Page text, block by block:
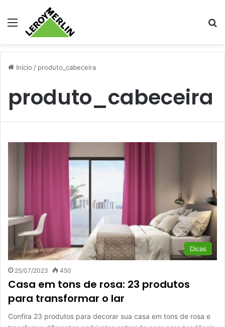
Menu
Início / produto_cabeceira
produto_cabeceira
Dicas
25/07/2023 450
Casa em tons de rosa: 23 produtos
para transformar o lar
Confira 23 produtos para decorar sua casa em tons de rosa e